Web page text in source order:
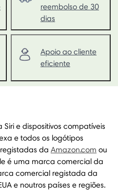
reembolso de 30
dias
Apoio ao cliente
eficiente
e dispositivos compatíveis
e todos os logótipos
da Amazon.com ou
é uma marca comercial da
comercial registada da
e noutros países e regiões.